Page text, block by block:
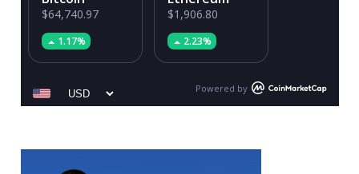
$64,740.97
1.17%
$1,906.80
2.23%
Powered by